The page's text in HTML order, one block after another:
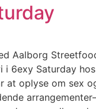
Aalborg
i 6exy Saturday
at oplyse om sex